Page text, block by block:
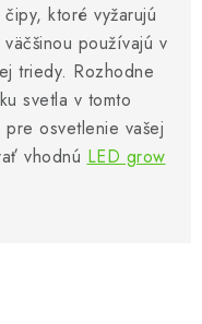
ktoré vyžarujú
používajú v
triedy. Rozhodne
svetla v tomto
osvetlenie vašej
vhodnú LED grow